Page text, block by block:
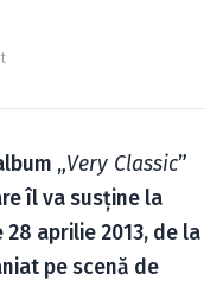
„Very Classic”
îl va susţine la
28 aprilie 2013, de la
pe scenă de